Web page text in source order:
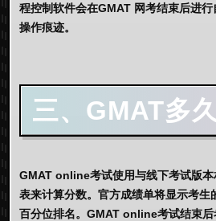
程控制软件会在GMAT 网考结束后进
操作痕迹。
三、GMAT多
GMAT online考试使用与线下考试版
表来计算分数。官方成绩单将显示考生
百分位排名。GMAT online考试结束